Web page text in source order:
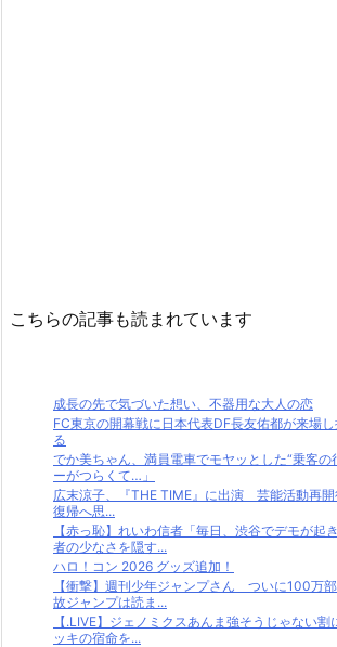
こちらの記事も読まれています
成長の先で気づいた想い、不器用な大人の恋
FC東京の開幕戦に日本代表DF長友佑都が来場
る
でか美ちゃん、満員電車でモヤッとした“乗客の
ーがつらくて…」
広末涼子、『THE TIME』に出演 芸能活動再
復帰へ思...
【赤っ恥】れいわ信者「毎日、渋谷でデモが起
者の少なさを隠す...
ハロ！コン 2026 グッズ追加！
【衝撃】週刊少年ジャンプさん ついに100万
故ジャンプは読ま...
【.LIVE】ジェノミクスあんま強そうじゃない
ッキの宿命を...